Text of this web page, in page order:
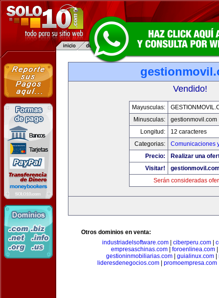
Vendido!
Mayusculas:
Minusculas:
gestionmovil.com
Longitud:
12 caracteres
Categorias:
Comunicaciones
Precio:
Realizar una
Visitar!
Serán consideradas
Otros dominios en venta:
industriadelsoftware.com| ciberperu.com|
empresaschinas.com| foroenlinea.com|
gestioninmobiliarias.com| guialinux.com|
lideresdenegocios.com
promoempresa.com